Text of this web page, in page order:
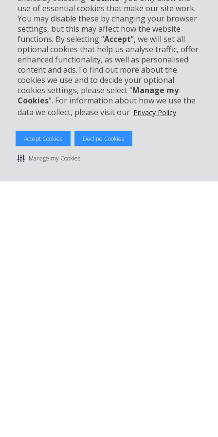
use of essential cookies that make our site work.
You may disable these by changing your browser
settings, but this may affect how the website
functions. By selecting “Accept”, we will set all
optional cookies that help us analyse traffic, offer
enhanced functionality, as well as personalised
content and ads.To find out more about the
cookies we use and to decide your optional
cookies settings, please select “Manage my
Cookies”. For information about how we use the
data we collect, please visit our Privacy Policy
Accept Cookies Decline Cookies
Manage my Cookies
Informations sur l'entreprise
Entreprise
Support client
Réserver avec Hertz
© 2026 The Hertz System, Inc.
Politique de confidentialité
Conditions de location |